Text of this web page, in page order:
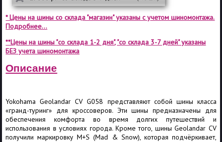
* Цены на шины со склада "магазин" указаны с учетом шиномонтажа.
Подробнее...
**Цены на шины "со склада 1-2 дня", "со склада 3-7 дней" указаны
БЕЗ учета шиномонтажа
Описание
Yokohama Geolandar CV G058 представляют собой шины класса
«гранд-туринг» для кроссоверов. Эти шины предназначены для
обеспечения комфорта во время долгих путешествий и
использования в условиях города. Кроме того, шины Geolandar CV
получили маркировку M+S (Mad & Snow), которая подчёркивает,